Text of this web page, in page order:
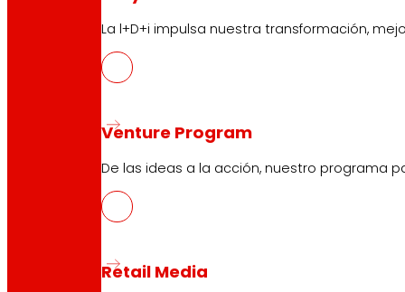
La l+D+i impulsa nuestra transformación,
Venture Program
De las ideas a la acción, nuestro programa
Retail Media
Nos comprometemos a
escuchar
Personas Consumidoras
“Porque hacemos empresa también con
les ayuda a tomar mejores decisiones y
Personas Consumidoras